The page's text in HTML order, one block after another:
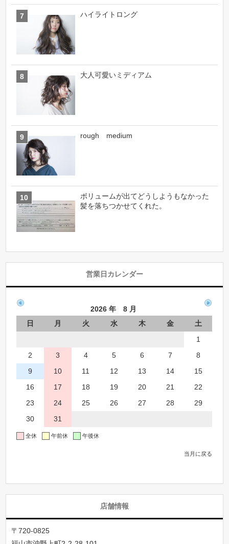
ハイライトロング
大人可愛いミディアム
rough medium
ボリュームが出てどうしようもなかった
髪を落ちつかせてくれた。
営業日カレンダー
2026 年 8 月
日
月 火 水 木 金
土
1
2
3 4 5 6 7
8
9
10 11 12 13 14
15
16
17 18 19 20 21
22
23
24 25 26 27 28
29
30
31
全休 午前休 午後休
当月に戻る
店舗情報
〒720-0825